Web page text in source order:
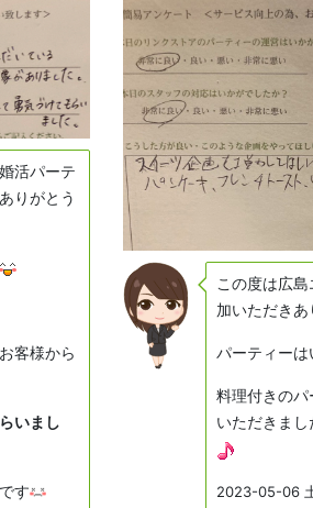
活パーテ
りがとう
客様から
いまし
す
この度は広
加いただき
パーティーは
料理付きの
いただきまし
2023-05-06